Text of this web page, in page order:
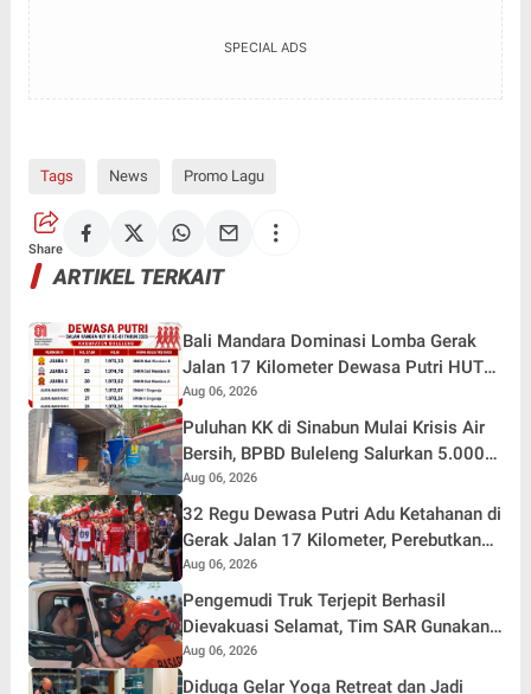
SPECIAL ADS
Tags News Promo Lagu
Share
ARTIKEL TERKAIT
Bali Mandara Dominasi Lomba Gerak
Jalan 17 Kilometer Dewasa Putri HUT
RI ke-81 di Buleleng
Aug 06, 2026
Puluhan KK di Sinabun Mulai Krisis Air
Bersih, BPBD Buleleng Salurkan 5.000
Liter Air dan Siaga Hadapi Dampak
Kemarau
Aug 06, 2026
32 Regu Dewasa Putri Adu Ketahanan di
Gerak Jalan 17 Kilometer, Perebutkan
Hadiah Rp82,5 Juta pada HUT RI ke-81
Aug 06, 2026
Pengemudi Truk Terjepit Berhasil
Dievakuasi Selamat, Tim SAR Gunakan
Teknik Khusus
Aug 06, 2026
Diduga Gelar Yoga Retreat dan Jadi